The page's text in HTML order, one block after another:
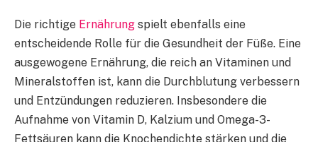
Die richtige Ernährung spielt ebenfalls eine
entscheidende Rolle für die Gesundheit der Füße. Eine
ausgewogene Ernährung, die reich an Vitaminen und
Mineralstoffen ist, kann die Durchblutung verbessern
und Entzündungen reduzieren. Insbesondere die
Aufnahme von Vitamin D, Kalzium und Omega-3-
Fettsäuren kann die Knochendichte stärken und die